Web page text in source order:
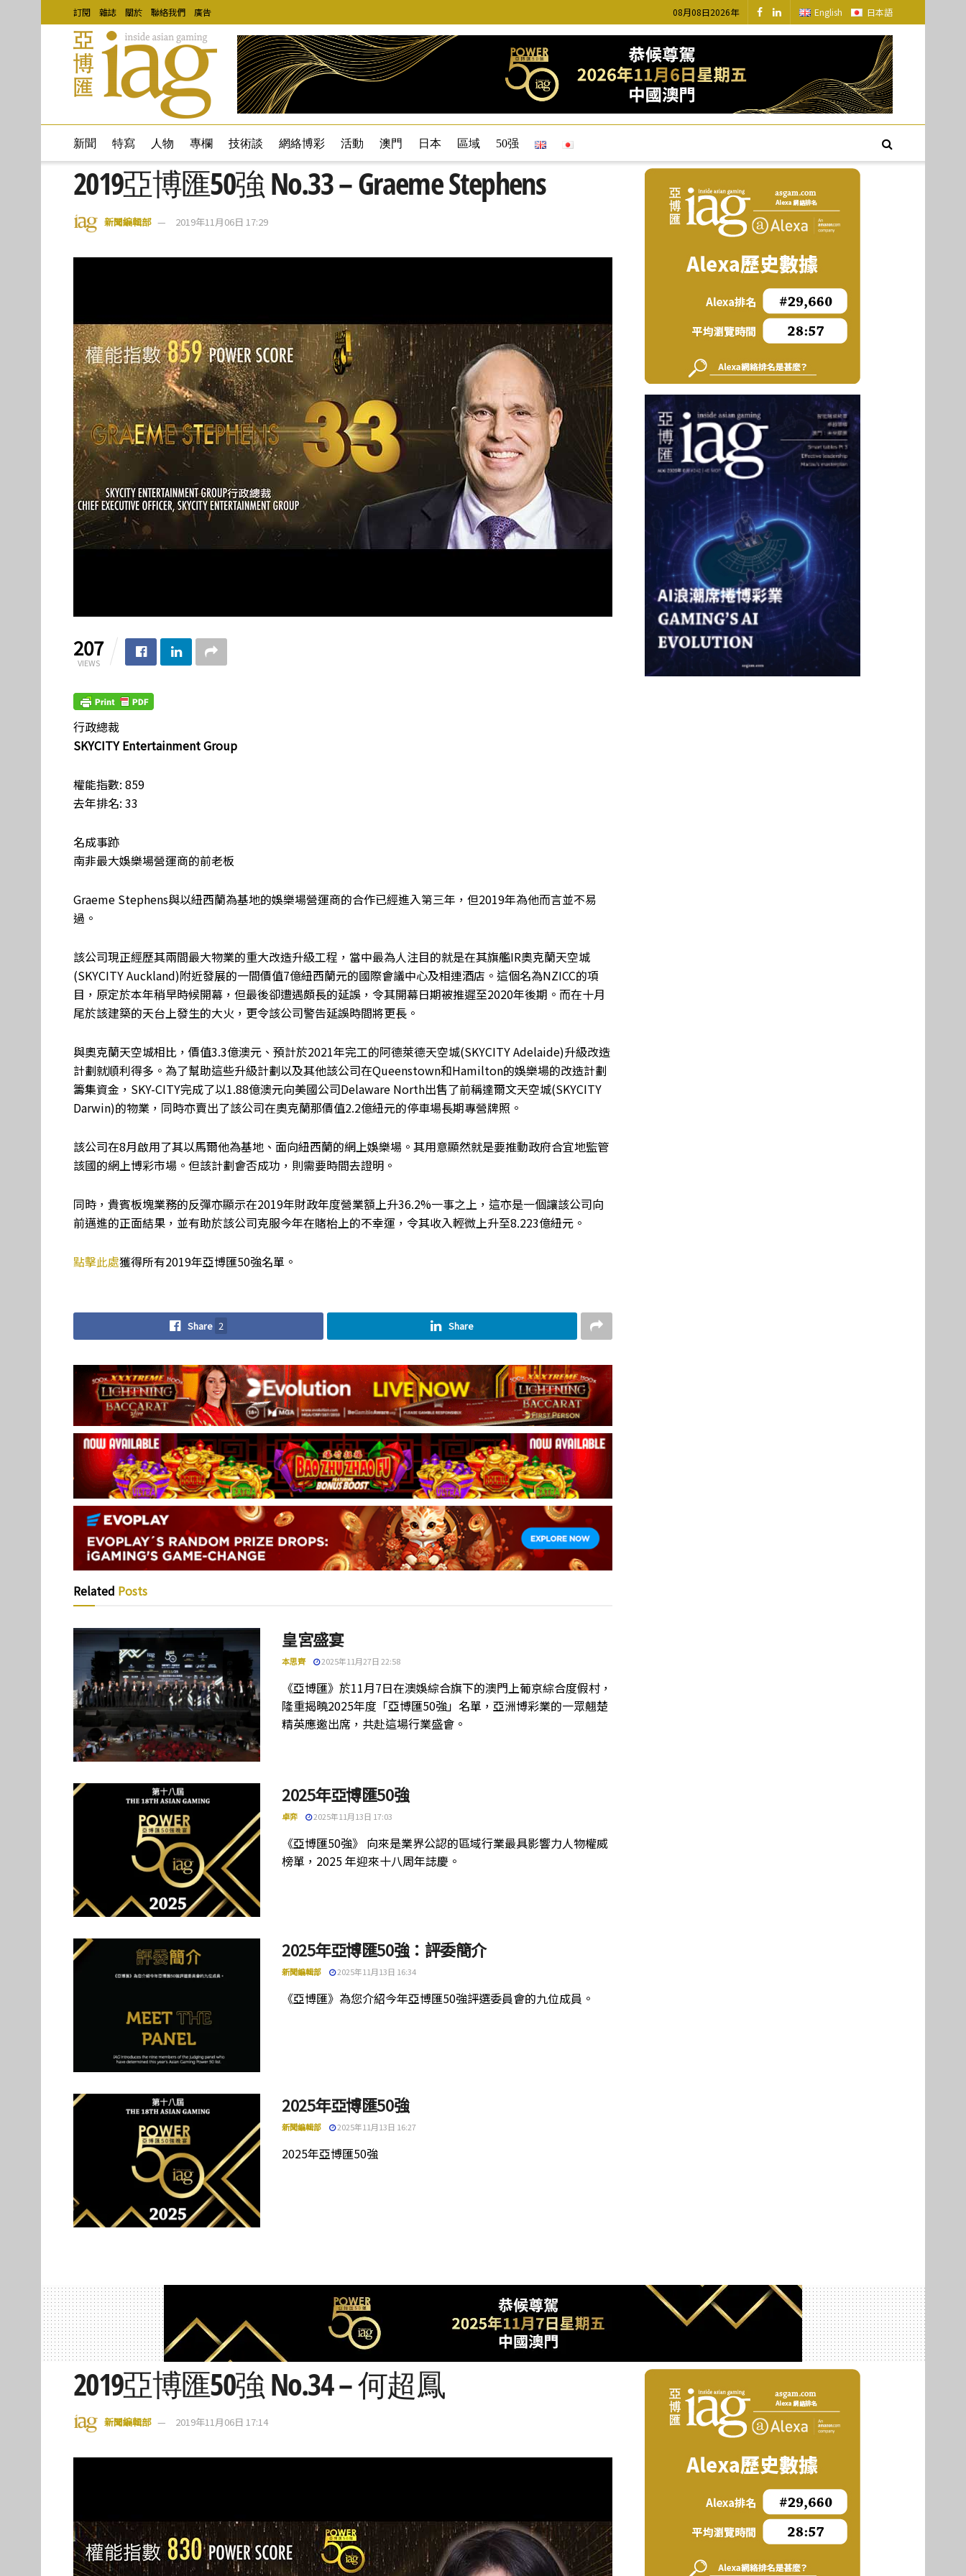
訂閱 雜誌 關於 聯絡我們 廣告 08月08日2026年 English 日本語
新聞 特寫 人物 專欄 技術談 網絡博彩 活動 澳門 日本 區域 50强
2019亞博匯50強 No.33 – Graeme Stephens
新聞編輯部 2019年11月06日 17:29
207
VIEWS
行政總裁
SKYCITY Entertainment Group
權能指數: 859
去年排名: 33
名成事跡
南非最大娛樂場營運商的前老板
Graeme Stephens與以紐西蘭為基地的娛樂場營運商的合作已經進入第三年，但2019年為他而言並不易
過。
該公司現正經歷其兩間最大物業的重大改造升級工程，當中最為人注目的就是在其旗艦IR奧克蘭天空城
(SKYCITY Auckland)附近發展的一間價值7億紐西蘭元的國際會議中心及相連酒店。這個名為NZICC的項
目，原定於本年稍早時候開幕，但最後卻遭遇頗長的延誤，令其開幕日期被推遲至2020年後期。而在十月
尾於該建築的天台上發生的大火，更令該公司警告延誤時間將更長。
與奧克蘭天空城相比，價值3.3億澳元、預計於2021年完工的阿德萊德天空城(SKYCITY Adelaide)升級改造
計劃就順利得多。為了幫助這些升級計劃以及其他該公司在Queenstown和Hamilton的娛樂場的改造計劃
籌集資金，SKY-CITY完成了以1.88億澳元向美國公司Delaware North出售了前稱達爾文天空城(SKYCITY
Darwin)的物業，同時亦賣出了該公司在奧克蘭那價值2.2億紐元的停車場長期專營牌照。
該公司在8月啟用了其以馬爾他為基地、面向紐西蘭的網上娛樂場。其用意顯然就是要推動政府合宜地監管
該國的網上博彩市場。但該計劃會否成功，則需要時間去證明。
同時，貴賓板塊業務的反彈亦顯示在2019年財政年度營業額上升36.2%一事之上，這亦是一個讓該公司向
前邁進的正面結果，並有助於該公司克服今年在賭枱上的不幸運，令其收入輕微上升至8.223億紐元。
點擊此處獲得所有2019年亞博匯50強名單。
Share 2 Share
Related Posts
皇宮盛宴
本思齊 2025年11月27日 22:58
《亞博匯》於11月7日在澳娛綜合旗下的澳門上葡京綜合度假村，
隆重揭曉2025年度「亞博匯50強」名單，亞洲博彩業的一眾翹楚
精英應邀出席，共赴這場行業盛會。
2025年亞博匯50強
卓弈 2025年11月13日 17:03
《亞博匯50強》 向來是業界公認的區域行業最具影響力人物權威
榜單，2025 年迎來十八周年誌慶。
2025年亞博匯50強：評委簡介
新聞編輯部 2025年11月13日 16:34
《亞博匯》為您介紹今年亞博匯50強評選委員會的九位成員。
2025年亞博匯50強
新聞編輯部 2025年11月13日 16:27
2025年亞博匯50強
2019亞博匯50強 No.34 – 何超鳳
新聞編輯部 2019年11月06日 17:14